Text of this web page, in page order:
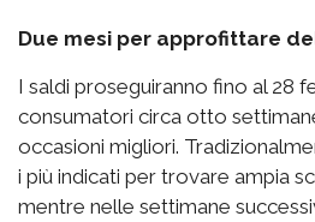
Due mesi per approfittare
I saldi proseguiranno fino al 28
consumatori circa otto
occasioni migliori.
i più indicati per trovare ampia
mentre nelle settimane